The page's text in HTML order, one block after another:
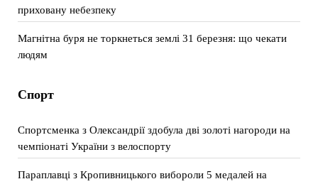
приховану небезпеку
Магнітна буря не торкнеться землі 31 березня: що чекати
людям
Спорт
Спортсменка з Олександрії здобула дві золоті нагороди на
чемпіонаті України з велоспорту
Параплавці з Кропивницького вибороли 5 медалей на